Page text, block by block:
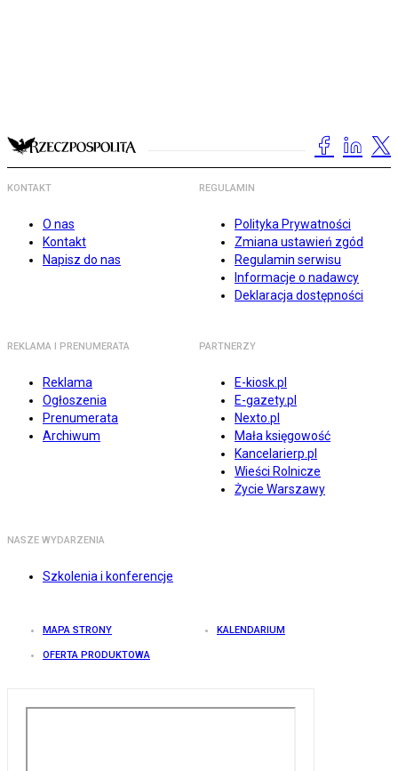
KONTAKT
O nas
Kontakt
Napisz do nas
REGULAMIN
Polityka Prywatności
Zmiana ustawień zgód
Regulamin serwisu
Informacje o nadawcy
Deklaracja dostępności
REKLAMA I PRENUMERATA
Reklama
Ogłoszenia
Prenumerata
Archiwum
PARTNERZY
E-kiosk.pl
E-gazety.pl
Nexto.pl
Mała księgowość
Kancelarierp.pl
Wieści Rolnicze
Życie Warszawy
NASZE WYDARZENIA
Szkolenia i konferencje
MAPA STRONY KALENDARIUM
OFERTA PRODUKTOWA